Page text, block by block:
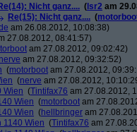
Nicht ganz.... ( lsr2 am
Re(15): Nicht ganz.... (
am 26.08.2012, 10:08:38)
27.08.2012, 08:41:57)
am 27.08.2012, 09:02:42)
nerve am 27.08.2012, 09:32:52)
(motorboot am 27.08.2012,
(nerve am 27.08.2012,
Wien (Tintifax76 am 27.08.2012,
Wien (motorboot am
Wien (hellbringer am
1140 Wien (Tintifax76 am